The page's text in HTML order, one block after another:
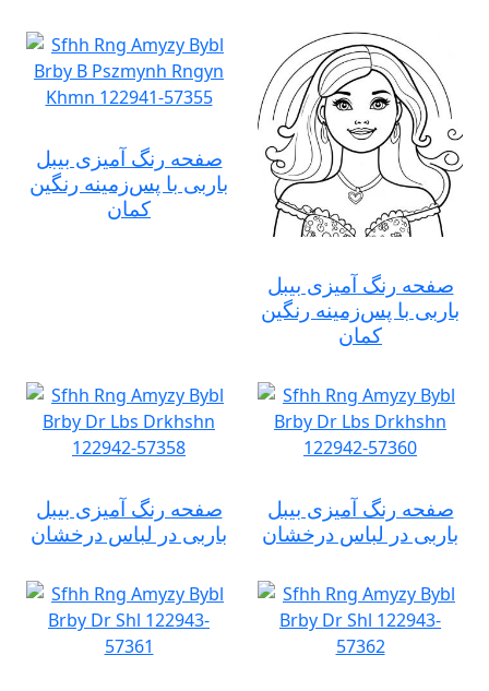
صفحه رنگ آمیزی بیبل
باربی با پس‌زمینه رنگین
کمان
صفحه رنگ آمیزی بیبل
باربی با پس‌زمینه رنگین
کمان
صفحه رنگ آمیزی بیبل
باربی در لباس درخشان
صفحه رنگ آمیزی بیبل
باربی در لباس درخشان